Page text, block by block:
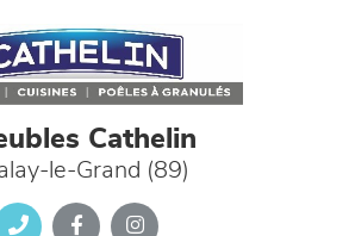
Cathelin
le-Grand (89)